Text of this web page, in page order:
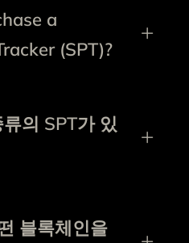
a
(SPT)?
의 SPT가 있
블록체인을